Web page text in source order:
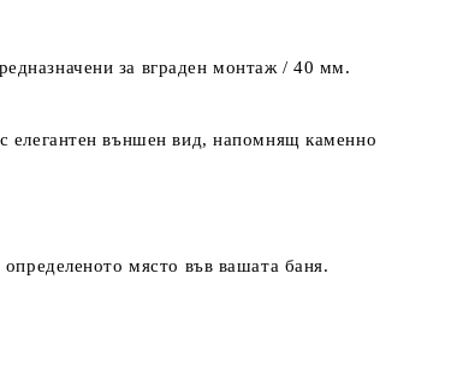
за вграден монтаж / 40 мм.
елегантен външен вид, напомнящ каменно
място във вашата баня.